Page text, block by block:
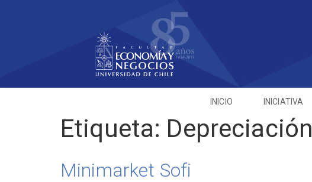
INICIO INICIATIVA
Etiqueta: Depreciación
Minimarket Sofi